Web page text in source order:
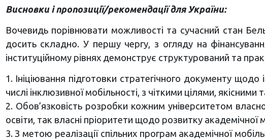
Висновки і пропозиції/рекомендації для України:
Вочевидь порівнювати можливості та сучасний стан
досить складно. У першу чергу, з огляду на
інституційному рівнях демонструє структурований та
1. Ініціювання підготовки стратегічного документу
числі інклюзивної мобільності, з чіткими цілями, якісними
2. Обов’язковість розробки кожним університетом
освіти, так власні пріоритети щодо розвитку академічної
3. З метою реалізації спільних програм академічної